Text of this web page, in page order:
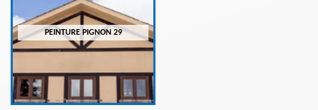
PEINTURE PIGNON 29